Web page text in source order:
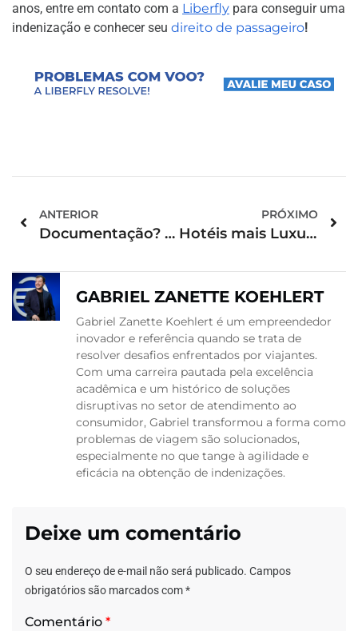
anos, entre em contato com a Liberfly para conseguir uma
indenização e conhecer seu direito de passageiro!
ANTERIOR
Documentação? O que você precisa carregar com você em viagens!
PRÓXIMO
Hotéis mais Luxuosos do Brasil e Do Mundo [Lista Atualizada]
GABRIEL ZANETTE KOEHLERT
Gabriel Zanette Koehlert é um empreendedor
inovador e referência quando se trata de
resolver desafios enfrentados por viajantes.
Com uma carreira pautada pela excelência
acadêmica e um histórico de soluções
disruptivas no setor de atendimento ao
consumidor, Gabriel transformou a forma como
problemas de viagem são solucionados,
especialmente no que tange à agilidade e
eficácia na obtenção de indenizações.
Deixe um comentário
O seu endereço de e-mail não será publicado. Campos
obrigatórios são marcados com*
Comentário *